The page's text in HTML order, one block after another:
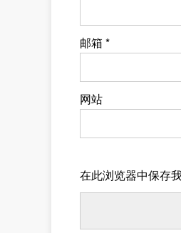
邮箱 *
网站
在此浏览器中保存